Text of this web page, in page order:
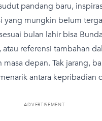
pandang baru,
yang mungkin belum
bulan lahir bisa
referensi tambahan
depan. Tak jarang,
antara kepribadian
ADVERTISEMENT